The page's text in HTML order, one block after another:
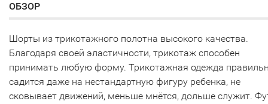
ОБЗОР
Шорты из трикотажного полотна высокого качества.
Благодаря своей эластичности, трикотаж способен
принимать любую форму. Трикотажная одежда
садится даже на нестандартную фигуру ребенка, не
сковывает движений, меньше мнётся, дольше служит.